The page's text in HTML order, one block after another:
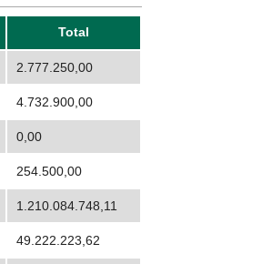
Total
2.777.250,00
4.732.900,00
0,00
254.500,00
1.210.084.748,11
49.222.223,62